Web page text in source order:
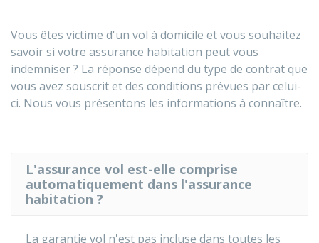
Vous êtes victime d'un vol à domicile et vous souhaitez
savoir si votre assurance habitation peut vous
indemniser ? La réponse dépend du type de contrat que
vous avez souscrit et des conditions prévues par celui-
ci. Nous vous présentons les informations à connaître.
L'assurance vol est-elle comprise
automatiquement dans l'assurance
habitation ?
La garantie vol n'est pas incluse dans toutes les